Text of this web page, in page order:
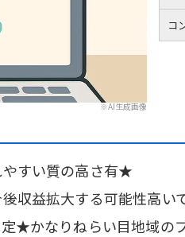
※AI生成画像
コ
すい質の高さ有★
収益拡大する可能性高い
★かなりねらい目地域の